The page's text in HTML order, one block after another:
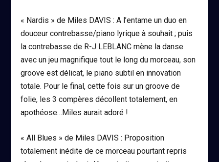
« Nardis » de Miles DAVIS : A l’entame un duo en
douceur contrebasse/piano lyrique à souhait ; puis
la contrebasse de R-J LEBLANC mène la danse
avec un jeu magnifique tout le long du morceau, son
groove est délicat, le piano subtil en innovation
totale. Pour le final, cette fois sur un groove de
folie, les 3 compères décollent totalement, en
apothéose…Miles aurait adoré !
« All Blues » de Miles DAVIS : Proposition
totalement inédite de ce morceau pourtant repris